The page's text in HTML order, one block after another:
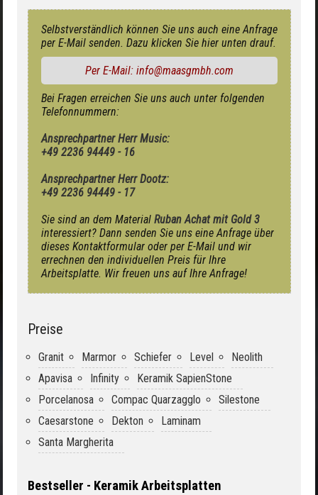
Selbstverständlich können Sie uns auch eine Anfrage
per E-Mail senden. Dazu klicken Sie hier unten drauf.
Per E-Mail: info@maasgmbh.com
Bei Fragen erreichen Sie uns auch unter folgenden
Telefonnummern:
Ansprechpartner Herr Music:
+49 2236 94449 - 16
Ansprechpartner Herr Dootz:
+49 2236 94449 - 17
Sie sind an dem Material Ruban Achat mit Gold 3
interessiert? Dann senden Sie uns eine Anfrage über
dieses Kontaktformular oder per E-Mail und wir
errechnen den individuellen Preis für Ihre
Arbeitsplatte. Wir freuen uns auf Ihre Anfrage!
Preise
Granit Marmor Schiefer Level
Neolith
Apavisa
Infinity
Keramik SapienStone
Porcelanosa
Compac Quarzagglo
Silestone
Caesarstone
Dekton
Laminam
Santa Margherita
Bestseller - Keramik Arbeitsplatten